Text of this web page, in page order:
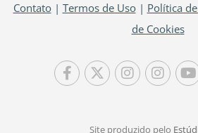
Contato| Termos de Uso| Política
de Cookies
Site produzido pelo